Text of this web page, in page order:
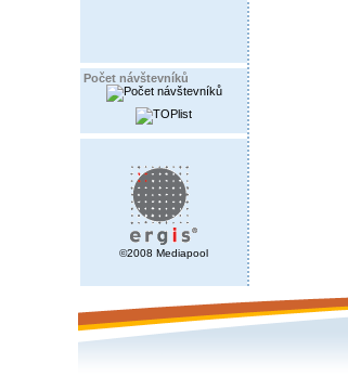
Počet návštevníků
©2008 Mediapool